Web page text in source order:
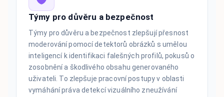
Týmy pro důvěru a bezpečnost
Týmy pro důvěru a bezpečnost zlepšují přesnost
moderování pomocí detektorů obrázků s umělou
inteligencí k identifikaci falešných profilů, pokusů o
zosobnění a škodlivého obsahu generovaného
uživateli. To zlepšuje pracovní postupy v oblasti
vymáhání práva detekcí vizuálního zneužívání